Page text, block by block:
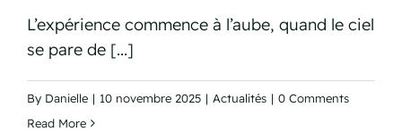
L’expérience commence à l’aube, quand le ciel
se pare de [...]
By Danielle | 10 novembre 2025 | Actualités | 0 Comments
Read More